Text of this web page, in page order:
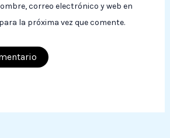
correo electrónico y web en
la próxima vez que comente.